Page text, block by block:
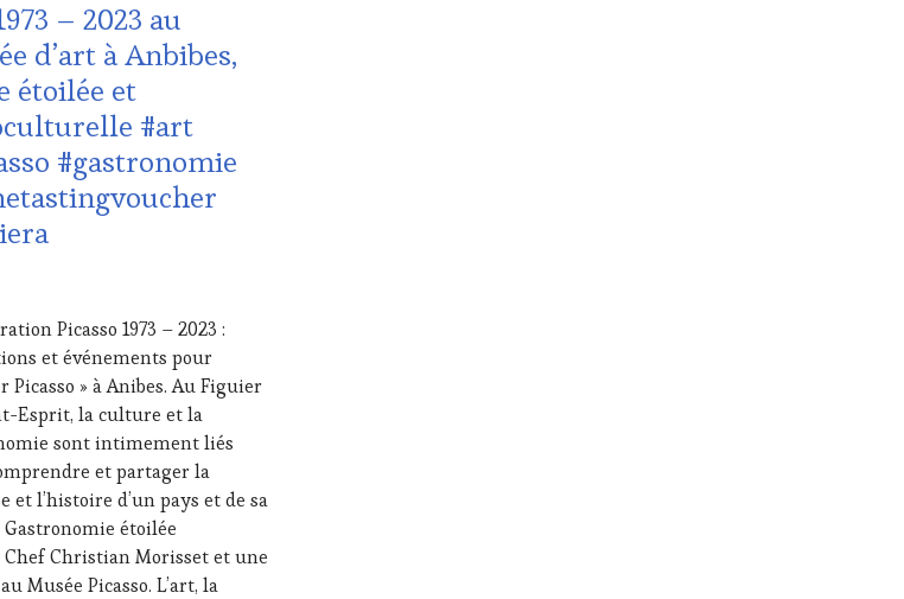
,
– 2023 au
d’art à Anbibes,
étoilée et
#art
#gastronomie
Picasso 1973 – 2023 :
et événements pour
Picasso » à Anibes. Au Figuier
Esprit, la culture et la
sont intimement liés
et partager la
et l’histoire d’un pays et de sa
étoilée
Chef Christian Morisset et une
Musée Picasso. L’art, la